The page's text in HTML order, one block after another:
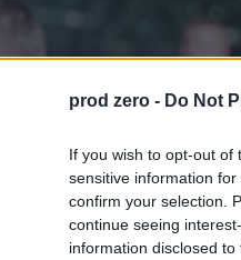
prod zero - Do Not
If you wish to opt-out of
sensitive information
confirm your selection.
continue seeing
information disclosed